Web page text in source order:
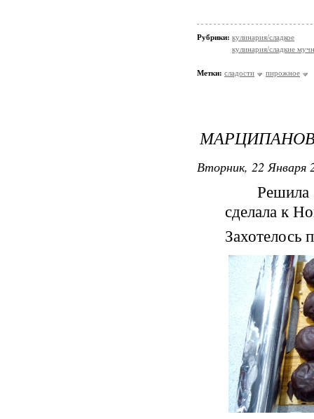
Рубрики: кулинария/сладкое
кулинария/сладкие
Метки: сладости пирожное
Вторник, 22 Января
Решила
сделала к
Захотелось